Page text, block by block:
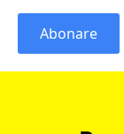
Abonare